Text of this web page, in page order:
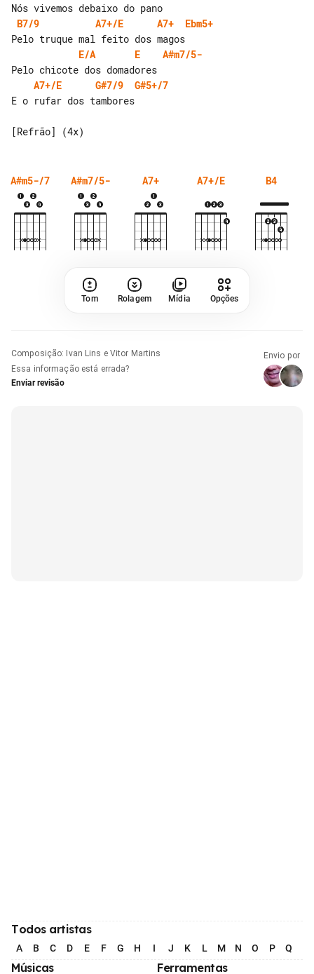
B7/9
A7+/E A7+
Ebm5+
E/A
E
A#m7/5-
A7+/E
G#7/9
G#5+/7
E o rufar dos tambores
A#m5-/7 A#m7/5- A7+ A7+/E B4
Tom Rolagem Mídia Opções
Composição: Ivan Lins e Vitor Martins
Essa informação está errada?
Enviar revisão
Envio por
Todos artistas
A B C D E F G H I J K L M N O P Q
Músicas Ferramentas